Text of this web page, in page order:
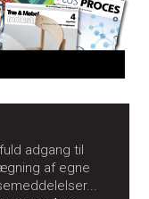
adgang til
af egne